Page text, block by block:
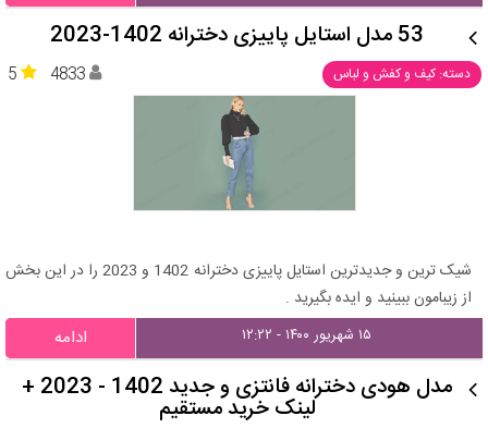
53 مدل استایل پاییزی دخترانه 1402-2023
دسته: کیف و کفش و لباس 5 4833
شیک ترین و جدیدترین استایل پاییزی دخترانه 1402 و 2023 را در این بخش
از زیبامون ببینید و ایده بگیرید .
۱۵ شهریور ۱۴۰۰ - ۱۲:۲۲ ادامه
مدل هودی دخترانه فانتزی و جدید 1402 - 2023 +
لینک خرید مستقیم